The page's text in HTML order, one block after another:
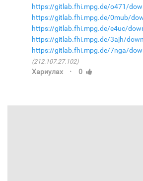
https://gitlab.fhi.mpg.de/o471/
https://gitlab.fhi.mpg.de/0mub/
https://gitlab.fhi.mpg.de/e4uc/
https://gitlab.fhi.mpg.de/3ajh/
https://gitlab.fhi.mpg.de/7nga/
(212.107.27.102)
Хариулах · 0